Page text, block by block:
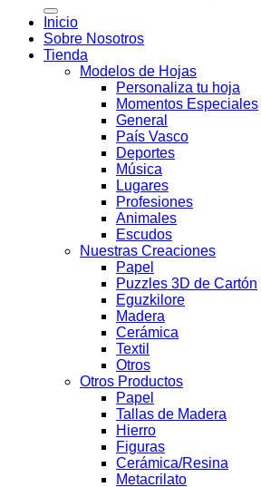
Inicio
Sobre Nosotros
Tienda
Modelos de Hojas
Personaliza tu hoja
Momentos Especiales
General
País Vasco
Deportes
Música
Lugares
Profesiones
Animales
Escudos
Nuestras Creaciones
Papel
Puzzles 3D de Cartón
Eguzkilore
Madera
Cerámica
Textil
Otros
Otros Productos
Papel
Tallas de Madera
Hierro
Figuras
Cerámica/Resina
Metacrilato